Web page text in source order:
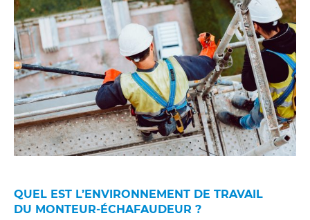
QUEL EST L’ENVIRONNEMENT DE TRAVAIL
DU MONTEUR-ÉCHAFAUDEUR ?